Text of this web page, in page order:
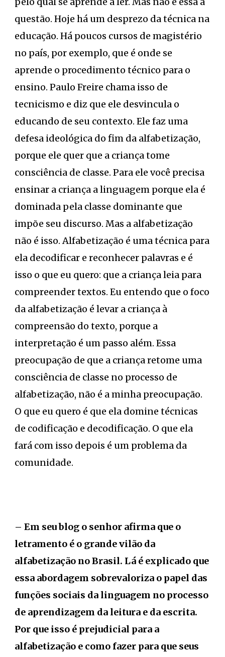
questão. Hoje há um desprezo da técnica na
educação. Há poucos cursos de magistério
no país, por exemplo, que é onde se
aprende o procedimento técnico para o
ensino. Paulo Freire chama isso de
tecnicismo e diz que ele desvincula o
educando de seu contexto. Ele faz uma
defesa ideológica do fim da alfabetização,
porque ele quer que a criança tome
consciência de classe. Para ele você precisa
ensinar a criança a linguagem porque ela é
dominada pela classe dominante que
impõe seu discurso. Mas a alfabetização
não é isso. Alfabetização é uma técnica para
ela decodificar e reconhecer palavras e é
isso o que eu quero: que a criança leia para
compreender textos. Eu entendo que o foco
da alfabetização é levar a criança à
compreensão do texto, porque a
interpretação é um passo além. Essa
preocupação de que a criança retome uma
consciência de classe no processo de
alfabetização, não é a minha preocupação.
O que eu quero é que ela domine técnicas
de codificação e decodificação. O que ela
fará com isso depois é um problema da
comunidade.
– Em seu blog o senhor afirma que o
letramento é o grande vilão da
alfabetização no Brasil. Lá é explicado que
essa abordagem sobrevaloriza o papel das
funções sociais da linguagem no processo
de aprendizagem da leitura e da escrita.
Por que isso é prejudicial para a
alfabetização e como fazer para que seus